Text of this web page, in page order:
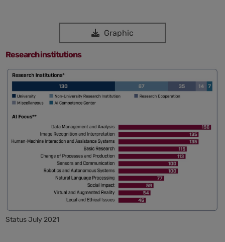
Graphic
Research institutions
Status July 2021